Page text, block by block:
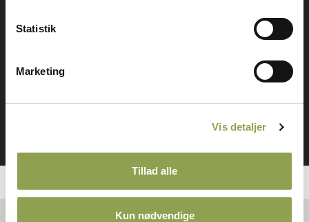
Statistik
Marketing
Vis detaljer
Tillad alle
Kun nødvendige
mange fordele